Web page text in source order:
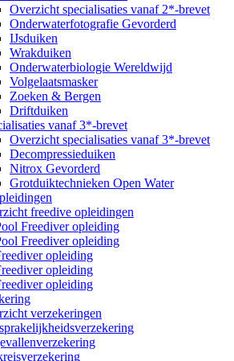
Overzicht specialisaties vanaf 2*-brevet
Onderwaterfotografie Gevorderd
IJsduiken
Wrakduiken
Onderwaterbiologie Wereldwijd
Volgelaatsmasker
Zoeken & Bergen
Driftduiken
vanaf 3*-brevet
Overzicht specialisaties vanaf 3*-brevet
Decompressieduiken
Nitrox Gevorderd
Grotduiktechnieken Open Water
freedive opleidingen
Freediver opleiding
Freediver opleiding
opleiding
opleiding
opleiding
verzekeringen